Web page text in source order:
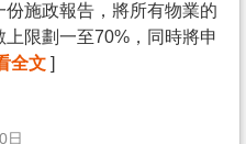
份施政報告，將所有物業的
上限劃一至70%，同時將申
全文 ]
日